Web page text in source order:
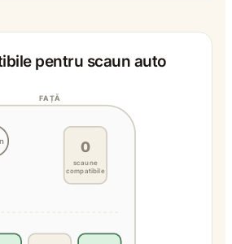
pentru scaun auto
FAȚĂ
0
scaune
compatibile